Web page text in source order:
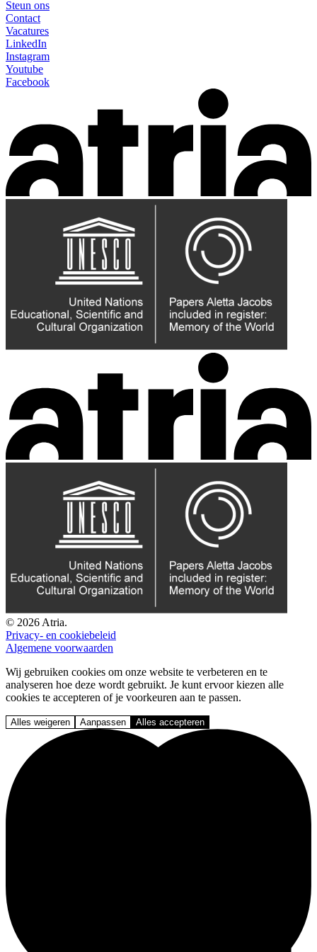
Steun ons
Contact
Vacatures
LinkedIn
Instagram
Youtube
Facebook
© 2026 Atria.
Privacy- en cookiebeleid
Algemene voorwaarden
Wij gebruiken cookies om onze website te verbeteren en te
analyseren hoe deze wordt gebruikt. Je kunt ervoor kiezen alle
cookies te accepteren of je voorkeuren aan te passen.
Alles weigeren Aanpassen Alles accepteren